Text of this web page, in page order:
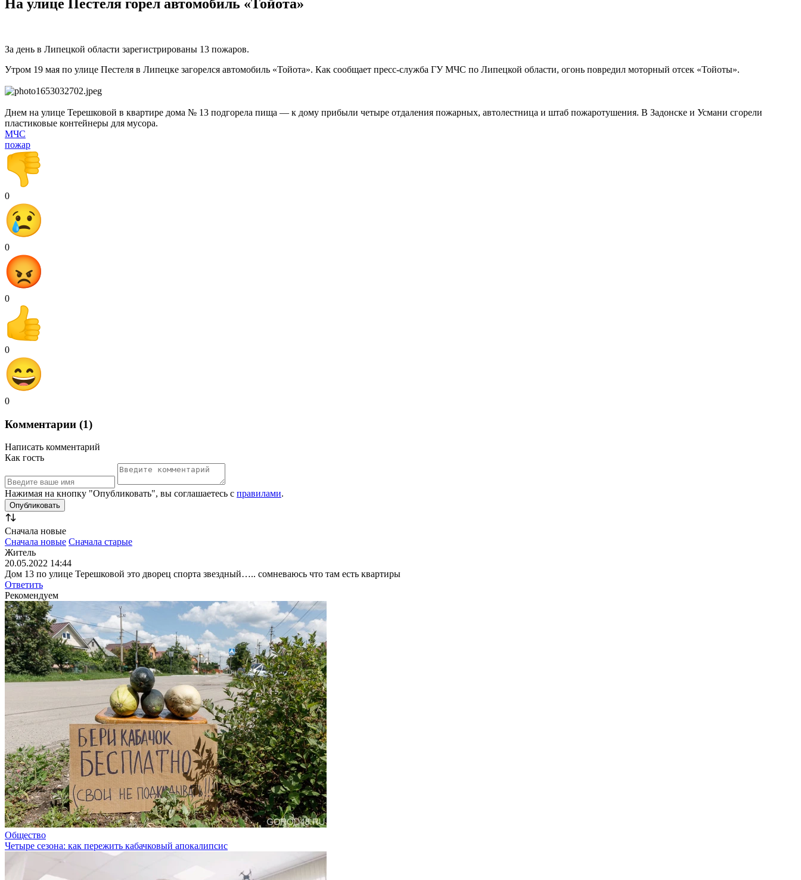
На улице Пестеля горел автомобиль «Тойота»
За день в Липецкой области зарегистрированы 13 пожаров.
Утром 19 мая по улице Пестеля в Липецке загорелся автомобиль «Тойота». Как сообщает пресс-служба ГУ МЧС по Липецкой области, огонь повредил моторный отсек «Тойоты».
Днем на улице Терешковой в квартире дома № 13 подгорела пища — к дому прибыли четыре отдаления пожарных, автолестница и штаб пожаротушения. В Задонске и Усмани сгорели
пластиковые контейнеры для мусора.
МЧС
пожар
0
0
0
0
0
Комментарии (1)
Написать комментарий
Как гость
Нажимая на кнопку "Опубликовать", вы соглашаетесь с правилами.
Сначала новые
Сначала новые Сначала старые
Житель
20.05.2022 14:44
Дом 13 по улице Терешковой это дворец спорта звездный….. сомневаюсь что там есть квартиры
Ответить
Рекомендуем
Общество
Четыре сезона: как пережить кабачковый апокалипсис